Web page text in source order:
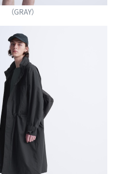
（GRAY）